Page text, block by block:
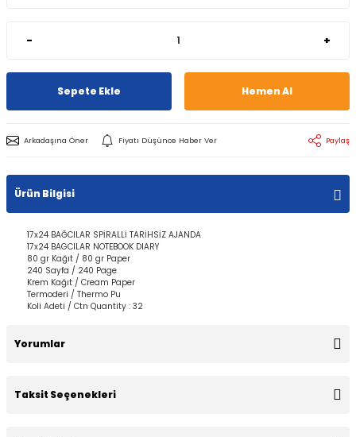
- +
Sepete Ekle Hemen Al
Arkadaşına Öner Fiyatı Düşünce Haber Ver Paylaş
Ürün Bilgisi
17x24 BAĞCILAR SPİRALLİ TARİHSİZ AJANDA
17x24 BAGCILAR NOTEBOOK DIARY
80 gr Kağıt / 80 gr Paper
240 Sayfa / 240 Page
Krem Kağıt / Cream Paper
Termoderi / Thermo Pu
Koli Adeti / Ctn Quantity : 32
Yorumlar
Taksit Seçenekleri